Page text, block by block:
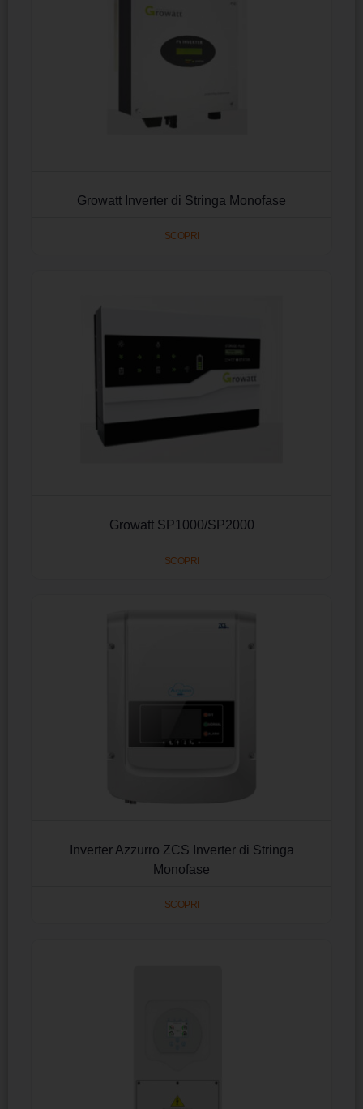
Growatt Inverter di Stringa Monofase
SCOPRI
Growatt SP1000/SP2000
SCOPRI
Inverter Azzurro ZCS Inverter di Stringa
Monofase
SCOPRI